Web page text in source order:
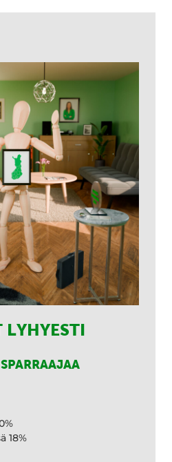
LYHYESTI
18%